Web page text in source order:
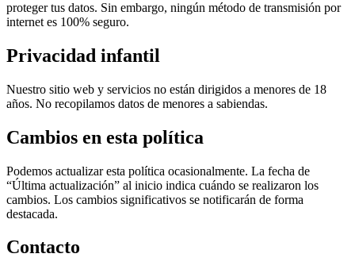
proteger tus datos. Sin embargo, ningún método de transmisión por
internet es 100% seguro.
Privacidad infantil
Nuestro sitio web y servicios no están dirigidos a menores de 18
años. No recopilamos datos de menores a sabiendas.
Cambios en esta política
Podemos actualizar esta política ocasionalmente. La fecha de
“Última actualización” al inicio indica cuándo se realizaron los
cambios. Los cambios significativos se notificarán de forma
destacada.
Contacto